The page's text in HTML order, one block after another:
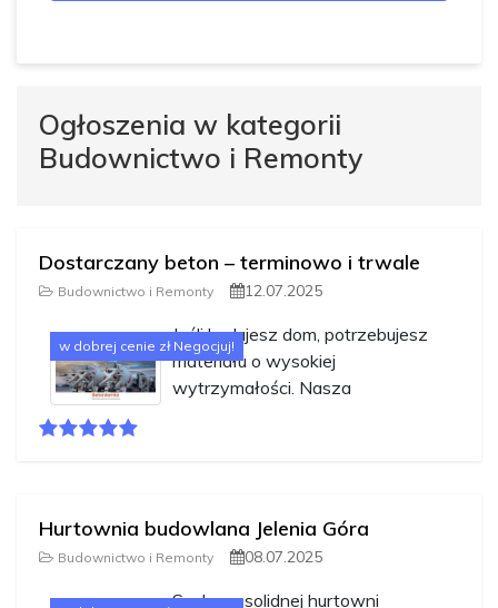
Ogłoszenia w kategorii
Budownictwo i Remonty
Dostarczany beton – terminowo i trwale
Budownictwo i Remonty 12.07.2025
w dobrej cenie zł Negocjuj!
Jeśli budujesz dom, potrzebujesz
materiału o wysokiej
wytrzymałości. Nasza
Hurtownia budowlana Jelenia Góra
Budownictwo i Remonty 08.07.2025
Szukasz solidnej hurtowni